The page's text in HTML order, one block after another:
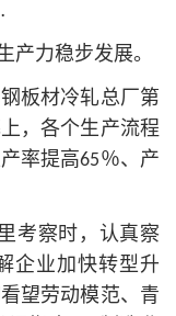
产力稳步发展。
板材冷轧总厂第
，各个生产流程
率提高65％、产
考察时，认真察
企业加快转型升
望劳动模范、青